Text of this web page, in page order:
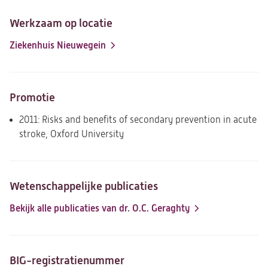
Werkzaam op locatie
Ziekenhuis Nieuwegein
Promotie
2011: Risks and benefits of secondary prevention in acute
stroke, Oxford University
Wetenschappelijke publicaties
Bekijk alle publicaties van dr. O.C. Geraghty
(opent
nieuwe
BIG-registratienummer